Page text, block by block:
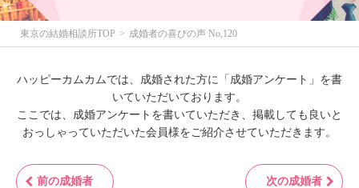
東京の結婚相談所TOP 成婚者の喜びの声 No,120
ハッピーカムカムでは、成婚された方に「成婚アンケート」を書
いていただいております。
ここでは、成婚アンケートを書いていただき、掲載しても良いと
おっしゃっていただいた会員様をご紹介させていただきます。
前の成婚者 次の成婚者